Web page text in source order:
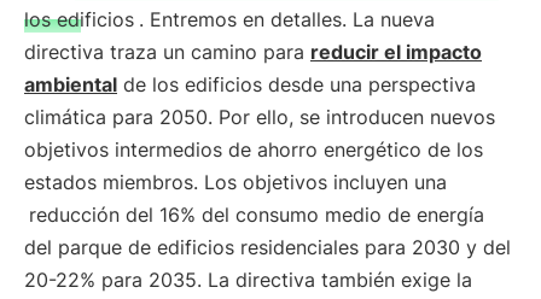
los edificios . Entremos en detalles. La nueva
directiva traza un camino para reducir el impacto
ambiental de los edificios desde una perspectiva
climática para 2050. Por ello, se introducen nuevos
objetivos intermedios de ahorro energético de los
estados miembros. Los objetivos incluyen una
reducción del 16% del consumo medio de energía
del parque de edificios residenciales para 2030 y del
20-22% para 2035. La directiva también exige la